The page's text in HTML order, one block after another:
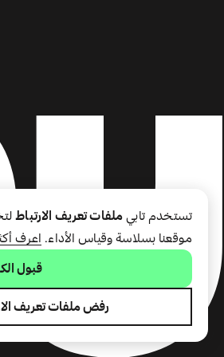
تستخدم تابي ملفات تعريف الارتباط
موقعنا بسلاسة وقياس الأداء. اعرف
قبول
رفض ملفات تعريف